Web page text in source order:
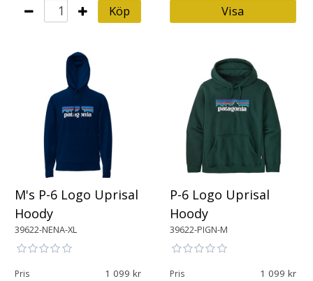
Köp Visa
M's P-6 Logo Uprisal
Hoody
39622-NENA-XL
Pris 1 099
P-6 Logo Uprisal
Hoody
39622-PIGN-M
Pris 1 099